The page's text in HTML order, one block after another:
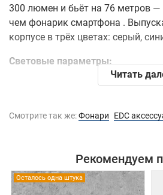
300 люмен и бьёт на 76 метров —
чем фонарик смартфона .
корпусе в трёх цветах: серый,
Световые параметры:
Максимальный световой
Цветовая температура
Холодный белый свет для
поиска ключей до прогулок
Читать
Смотрите так же:Фонари EDC
Рекомендуем
Осталось одна штука